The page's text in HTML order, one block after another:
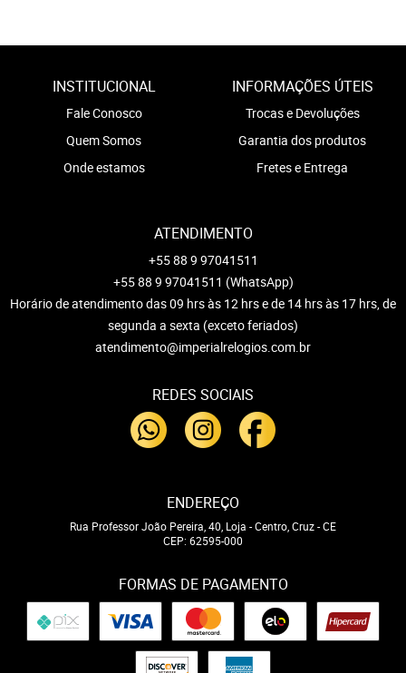
INSTITUCIONAL
Fale Conosco
Quem Somos
Onde estamos
INFORMAÇÕES ÚTEIS
Trocas e Devoluções
Garantia dos produtos
Fretes e Entrega
ATENDIMENTO
+55 88 9 97041511
+55 88 9 97041511 (WhatsApp)
Horário de atendimento das 09 hrs às 12 hrs e de 14 hrs às 17 hrs, de
segunda a sexta (exceto feriados)
atendimento@imperialrelogios.com.br
REDES SOCIAIS
ENDEREÇO
Rua Professor João Pereira, 40, Loja -Centro, Cruz-CE
CEP: 62595-000
FORMAS DE PAGAMENTO